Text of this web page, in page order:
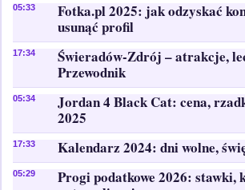
05:33
Fotka.pl 2025: jak odzyskać
usunąć profil
17:34
Świeradów-Zdrój – atrakcje,
Przewodnik
05:34
Jordan 4 Black Cat: cena,
2025
17:33 Kalendarz 2024: dni wolne,
05:29
Progi podatkowe 2026: stawki,